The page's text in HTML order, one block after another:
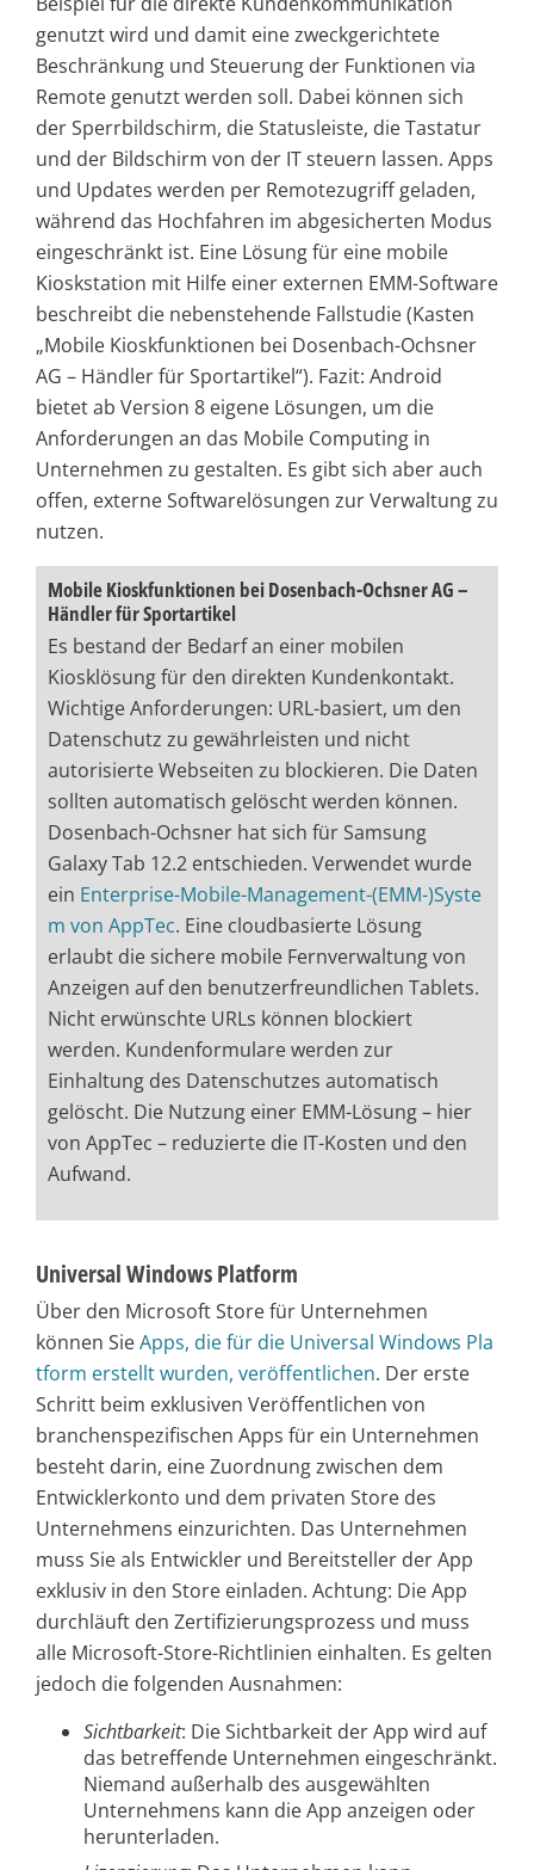
genutzt wird und damit eine zweckgerichtete
Beschränkung und Steuerung der Funktionen via
Remote genutzt werden soll. Dabei können sich
der Sperrbildschirm, die Statusleiste, die Tastatur
und der Bildschirm von der IT steuern lassen. Apps
und Updates werden per Remotezugriff geladen,
während das Hochfahren im abgesicherten Modus
eingeschränkt ist. Eine Lösung für eine mobile
Kioskstation mit Hilfe einer externen EMM-Software
beschreibt die nebenstehende Fallstudie (Kasten
„Mobile Kioskfunktionen bei Dosenbach-Ochsner
AG – Händler für Sportartikel“). Fazit: Android
bietet ab Version 8 eigene Lösungen, um die
Anforderungen an das Mobile Computing in
Unternehmen zu gestalten. Es gibt sich aber auch
offen, externe Softwarelösungen zur Verwaltung zu
nutzen.
Mobile Kioskfunktionen bei Dosenbach-Ochsner AG –
Händler für Sportartikel
Es bestand der Bedarf an einer mobilen
Kiosklösung für den direkten Kundenkontakt.
Wichtige Anforderungen: URL-basiert, um den
Datenschutz zu gewährleisten und nicht
autorisierte Webseiten zu blockieren. Die Daten
sollten automatisch gelöscht werden können.
Dosenbach-Ochsner hat sich für Samsung
Galaxy Tab 12.2 entschieden. Verwendet wurde
ein Enterprise-Mobile-Management-(EMM-)Syste
m von AppTec. Eine cloudbasierte Lösung
erlaubt die sichere mobile Fernverwaltung von
Anzeigen auf den benutzerfreundlichen Tablets.
Nicht erwünschte URLs können blockiert
werden. Kundenformulare werden zur
Einhaltung des Datenschutzes automatisch
gelöscht. Die Nutzung einer EMM-Lösung – hier
von AppTec – reduzierte die IT-Kosten und den
Aufwand.
Universal Windows Platform
Über den Microsoft Store für Unternehmen
können SieApps, die für die Universal Windows Pla
tform erstellt wurden, veröffentlichen. Der erste
Schritt beim exklusiven Veröffentlichen von
branchenspezifischen Apps für ein Unternehmen
besteht darin, eine Zuordnung zwischen dem
Entwicklerkonto und dem privaten Store des
Unternehmens einzurichten. Das Unternehmen
muss Sie als Entwickler und Bereitsteller der App
exklusiv in den Store einladen. Achtung: Die App
durchläuft den Zertifizierungsprozess und muss
alle Microsoft-Store-Richtlinien einhalten. Es gelten
jedoch die folgenden Ausnahmen:
Sichtbarkeit: Die Sichtbarkeit der App wird auf
das betreffende Unternehmen eingeschränkt.
Niemand außerhalb des ausgewählten
Unternehmens kann die App anzeigen oder
herunterladen.